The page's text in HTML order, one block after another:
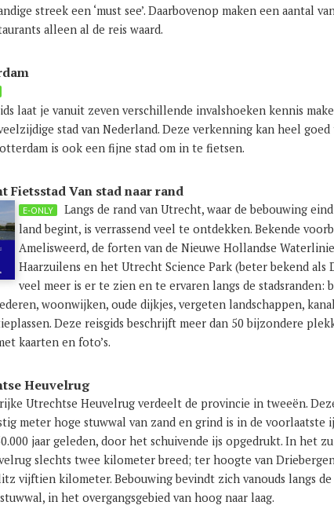
streek een ‘must see’. Daarbovenop maken een aantal
alleen al de reis waard.
laat je vanuit zeven verschillende invalshoeken kennis
stad van Nederland. Deze verkenning kan heel
is ook een fijne stad om in te fietsen.
Fietsstad Van stad naar rand
E-ONLY
Langs de rand van Utrecht, waar de bebouwing
land begint, is verrassend veel te ontdekken. Bekende
Amelisweerd, de forten van de Nieuwe Hollandse
Haarzuilens en het Utrecht Science Park (beter bekend als
veel meer is er te zien en te ervaren langs de stadsranden:
woonwijken, oude dijkjes, vergeten landschappen,
Deze reisgids beschrijft meer dan 50 bijzondere
kaarten en foto’s.
Heuvelrug
Utrechtse Heuvelrug verdeelt de provincie in tweeën.
meter hoge stuwwal van zand en grind is in de voorlaatste
jaar geleden, door het schuivende ijs opgedrukt. In het
slechts twee kilometer breed; ter hoogte van
vijftien kilometer. Bebouwing bevindt zich vanouds langs de
in het overgangsgebied van hoog naar laag.